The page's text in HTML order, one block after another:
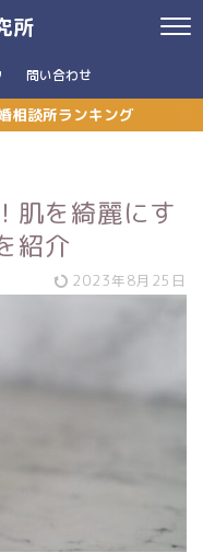
所
問い合わせ
相談所ランキング
肌を綺麗にす
紹介
2023年8月25日